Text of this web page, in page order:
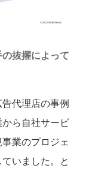
抜擢によって
代理店の事例
ら自社サービ
業のプロジェ
いました。と